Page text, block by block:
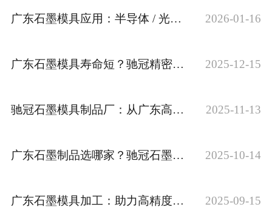
广东石墨模具应用：半导体 / 光伏领域定制方案 2026-01-16
广东石墨模具寿命短？驰冠精密加工工艺，让模具耐用性提升 40% 2025-12-15
驰冠石墨模具制品厂：从广东高纯石墨到异形模具，工业级石墨材料供应方案 2025-11-13
广东石墨制品选哪家？驰冠石墨模具 3 大核心优势：高纯原料 + 精密加工 + 按需定制 2025-10-14
广东石墨模具加工：助力高精度异形件生产，定制化方案显优势 2025-09-15